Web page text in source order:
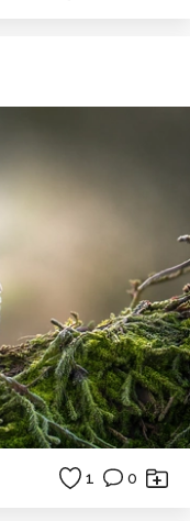
1 0